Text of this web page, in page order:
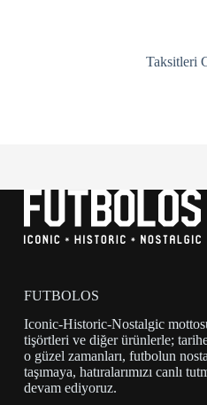
Taksitleri
FUTBOLOS
Iconic-Historic-Nostalgic
tişörtleri ve diğer ürünlerle;
o güzel zamanları, futbolun
taşımaya, hatıralarımızı canlı
devam ediyoruz.